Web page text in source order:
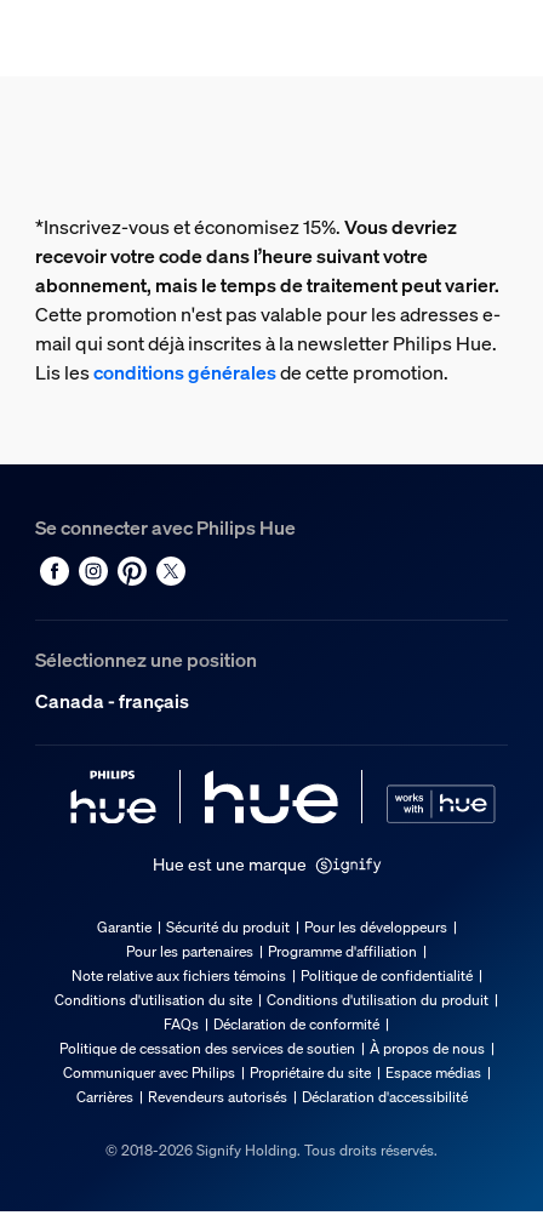
*Inscrivez-vous et économisez 15%.Vous devriez
recevoir votre code dans l’heure suivant votre
abonnement, mais le temps de traitement peut varier.
Cette promotion n'est pas valable pour les adresses e-
mail qui sont déjà inscrites à la newsletter Philips Hue.
Lis lesconditions généralesde cette promotion.
Se connecter avec Philips Hue
Sélectionnez une position
Canada - français
Hue est une marque
Garantie Sécurité du produit
Pour les développeurs
Pour les partenaires
Programme d'affiliation
Note relative aux fichiers témoins
Politique de confidentialité
Conditions d'utilisation du site
Conditions d'utilisation du produit
FAQs
Déclaration de conformité
Politique de cessation des services de soutien
À propos de nous
Communiquer avec Philips
Propriétaire du site
Espace médias
Carrières
Revendeurs autorisés Déclaration d'accessibilité
© 2018-2026 Signify Holding. Tous droits réservés.